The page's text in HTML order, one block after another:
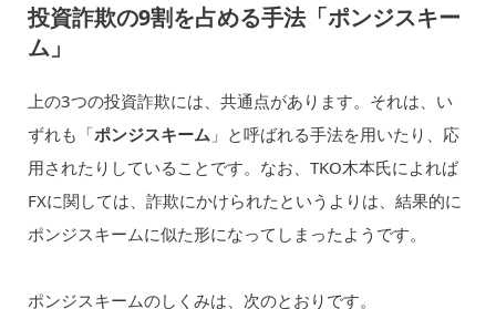
投資詐欺の9割を占める手法「ポンジスキー
ム」
上の3つの投資詐欺には、共通点があります。それは、い
ずれも「ポンジスキーム 」と呼ばれる手法を用いたり、応
用されたりしていることです。なお、TKO木本氏によれば
FXに関しては、詐欺にかけられたというよりは、結果的に
ポンジスキームに似た形になってしまったようです。
ポンジスキームのしくみは、次のとおりです。